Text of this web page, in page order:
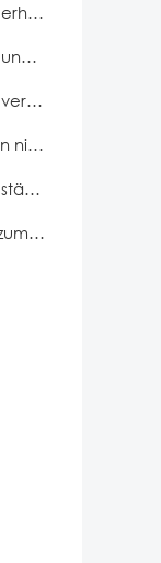
Central New Energy (01735.HK) erhält Genehmigung zur Einrichtung eines Schlüssel­labors der Stadt Huainan
Central New Energy (01735.HK) und Black Crown PV entwickeln gemeinsam Photovoltaiktechnologien für Raumfahrtanwendungen
Central New Energy (01735.HK) veranstaltet Vertriebspartnerkonferenz für dezentrale Photovoltaik
Vorstandsvorsitzender Yu Zhuyun nimmt am Symposium für private Unternehmer der Provinz Anhui teil
Central New Energy (01735.HK) stärkt den Teamgeist mit einer Reihe von Mitarbeiterveranstaltungen
Central New Energy(01735.HK) zum stellvertretenden Vorsitzmitglied des Fachausschusses für KI im Bereich Neue Energien ernannt